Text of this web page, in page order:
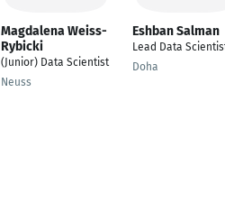
Magdalena Weiss-
Rybicki
(Junior) Data Scientist
Neuss
Eshban Salman
Lead Data
Doha